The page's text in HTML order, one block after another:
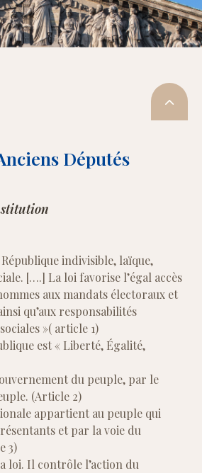
Députés
indivisible, laïque,
[….] La loi favorise l’égal accès
aux mandats électoraux et
qu’aux responsabilités
»( article 1)
est « Liberté, Égalité,
du peuple, par le
(Article 2)
appartient au peuple qui
et par la voie du
3)
loi. Il contrôle l’action du